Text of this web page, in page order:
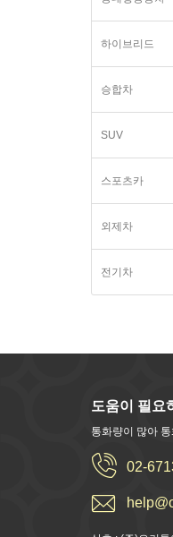
하이브리드
승합차
SUV
스포츠카
외제차
전기차
도움이 필요
통화량이 많아
02-